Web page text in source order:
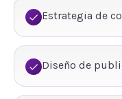
Estrategia de
Diseño de